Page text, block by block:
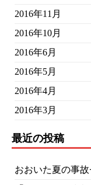
2016年11月
2016年10月
2016年6月
2016年5月
2016年4月
2016年3月
最近の投稿
おおいた夏の事